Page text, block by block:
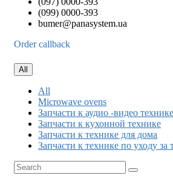
(099) 0000-393
bumer@panasystem.ua
Order callback
All
All
Microwave ovens
Запчасти к аудио -видео технике
Запчасти к кухонной технике
Запчасти к технике для дома
Запчасти к технике по уходу за